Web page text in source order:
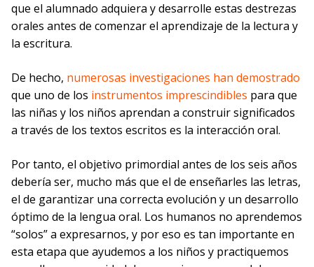
que el alumnado adquiera y desarrolle estas destrezas
orales antes de comenzar el aprendizaje de la lectura y
la escritura.
De hecho, numerosas investigaciones han demostrado
que uno de los instrumentos imprescindibles para que
las niñas y los niños aprendan a construir significados
a través de los textos escritos es la interacción oral.
Por tanto, el objetivo primordial antes de los seis años
debería ser, mucho más que el de enseñarles las letras,
el de garantizar una correcta evolución y un desarrollo
óptimo de la lengua oral. Los humanos no aprendemos
“solos” a expresarnos, y por eso es tan importante en
esta etapa que ayudemos a los niños y practiquemos